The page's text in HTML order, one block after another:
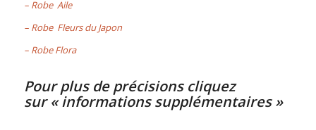
– Robe Aile
– Robe Fleurs du Japon
– Robe Flora
Pour plus de précisions cliquez
sur« informations supplémentaires »